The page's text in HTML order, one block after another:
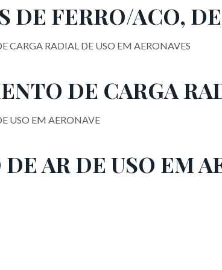
DE FERRO/ACO,
DE CARGA
AR DE USO EM